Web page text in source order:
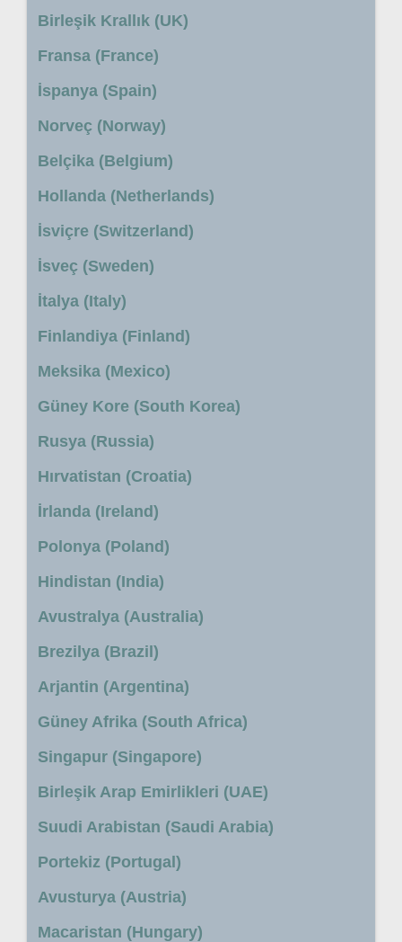
Birleşik Krallık (UK)
Fransa (France)
İspanya (Spain)
Norveç (Norway)
Belçika (Belgium)
Hollanda (Netherlands)
İsviçre (Switzerland)
İsveç (Sweden)
İtalya (Italy)
Finlandiya (Finland)
Meksika (Mexico)
Güney Kore (South Korea)
Rusya (Russia)
Hırvatistan (Croatia)
İrlanda (Ireland)
Polonya (Poland)
Hindistan (India)
Avustralya (Australia)
Brezilya (Brazil)
Arjantin (Argentina)
Güney Afrika (South Africa)
Singapur (Singapore)
Birleşik Arap Emirlikleri (UAE)
Suudi Arabistan (Saudi Arabia)
Portekiz (Portugal)
Avusturya (Austria)
Macaristan (Hungary)